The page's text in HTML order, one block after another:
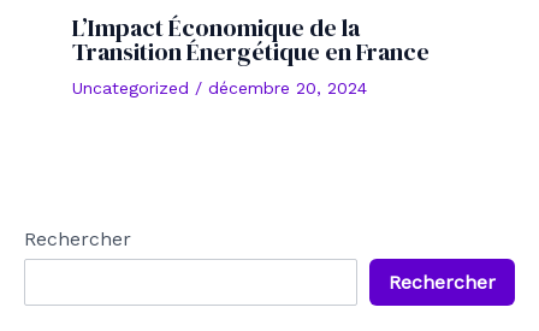
L’Impact Économique de la
Transition Énergétique en France
Uncategorized / décembre 20, 2024
Rechercher
Rechercher